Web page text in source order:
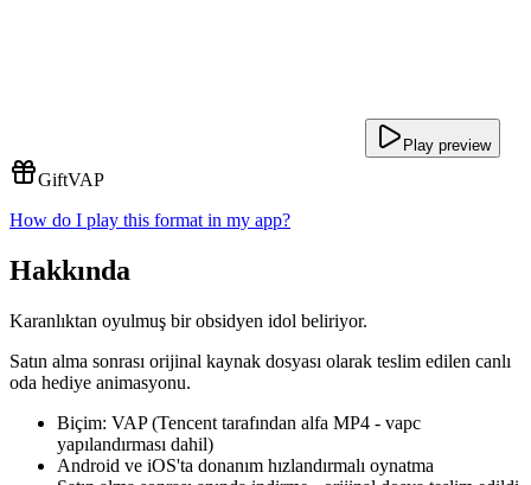
Play preview
GiftVAP
How do I play this format in my app?
Hakkında
Karanlıktan oyulmuş bir obsidyen idol beliriyor.
Satın alma sonrası orijinal kaynak dosyası olarak teslim edilen canlı
oda hediye animasyonu.
Biçim: VAP (Tencent tarafından alfa MP4 - vapc
yapılandırması dahil)
Android ve iOS'ta donanım hızlandırmalı oynatma